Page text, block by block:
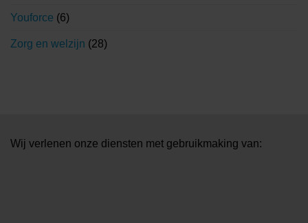
Youforce (6)
Zorg en welzijn (28)
Wij verlenen onze diensten met gebruikmaking van: